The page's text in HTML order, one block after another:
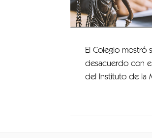
El Colegio mostró
desacuerdo con
del Instituto de la